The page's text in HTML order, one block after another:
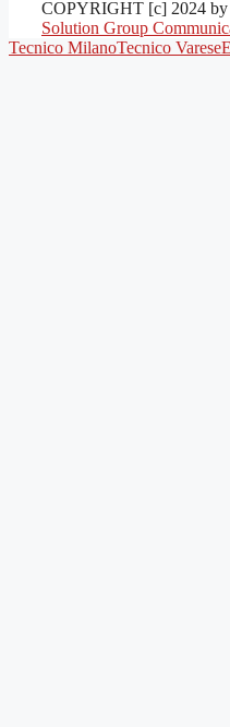
COPYRIGHT [c] 2024
Solution Group
Tecnico MilanoTecnico Varese